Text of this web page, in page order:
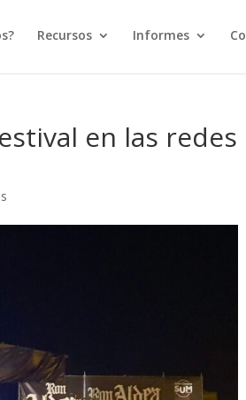
Recursos Informes
en las redes